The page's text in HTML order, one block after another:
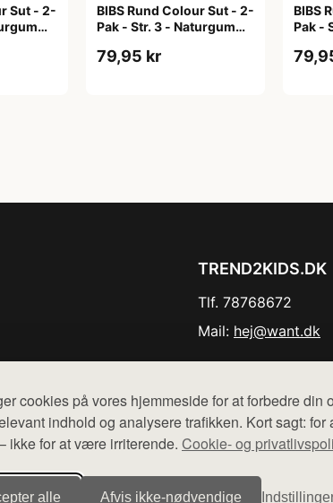
cookies på vores hjemmeside for at forbedre din
indhold og analysere trafikken. Kort sagt: for
ikke for at være irriterende. Cookie- og
alle Afvis ikke‑nødvendige
Sut - 2-
BIBS Rund Colour Sut - 2-
Pak - Str. 3 - Naturgummi
79,95 kr
BIBS
Pak -
TREND2KIDS.DK
Tlf. 78768672
Mail: hej@want.dk
Der sælges ikke varer fra denne side - vi